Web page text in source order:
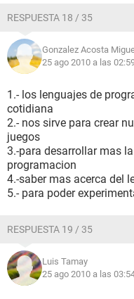
RESPUESTA 18 / 35
Gonzalez Acosta
25 ago 2010 a las
1.- los lenguajes de
cotidiana
2.- nos sirve para crear
juegos
3.-para desarrollar mas
programacion
4.-saber mas acerca del
5.- para poder
RESPUESTA 19 / 35
Luis Tamay
25 ago 2010 a las